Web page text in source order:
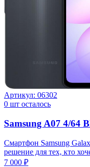
Артикул: 06302
0 шт осталось
Samsung A07 4/64
Смартфон Samsung
решение для тех, кто
7 000 ₽